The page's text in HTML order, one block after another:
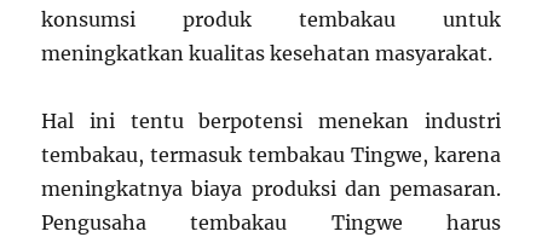
konsumsi produk tembakau untuk
meningkatkan kualitas kesehatan masyarakat.
Hal ini tentu berpotensi menekan industri
tembakau, termasuk tembakau Tingwe, karena
meningkatnya biaya produksi dan pemasaran.
Pengusaha tembakau Tingwe harus